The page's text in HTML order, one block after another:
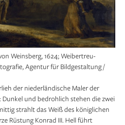
Weinsberg, 1624; Weibertreu-
Agentur für Bildgestaltung /
der niederländische Maler der
und bedrohlich stehen die zwei
strahlt das Weiß des königlichen
Rüstung Konrad III. Hell führt